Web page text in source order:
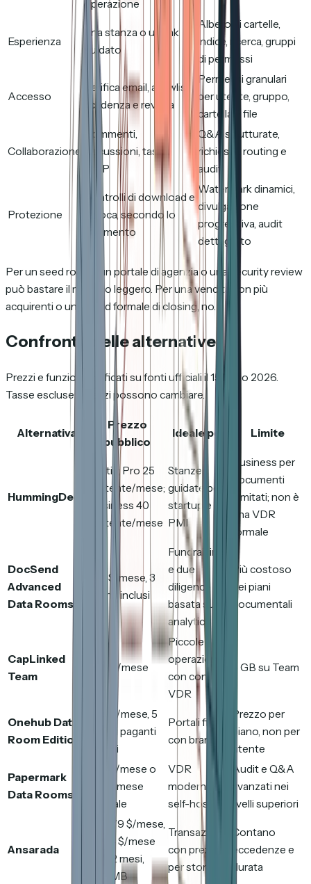
operazione
Esperienza
Una stanza o un link
guidato
Albero di cartelle,
indice, ricerca, gruppi
di permessi
Accesso
Verifica email, allowlist,
scadenza e revoca
Permessi granulari
per utente, gruppo,
cartella e file
Collaborazione
Commenti,
discussioni, task o
MAP
Q&A strutturate,
richieste, routing e
audit
Protezione
Controlli di download e
revoca, secondo lo
strumento
Watermark dinamici,
divulgazione
progressiva, audit
dettagliato
Per un seed round, un portale di agenzia o una security review
può bastare il modello leggero. Per una vendita con più
acquirenti o un record formale di closing, no.
Confronto delle alternative
Prezzi e funzioni verificati su fonti ufficiali il 15 luglio 2026.
Tasse escluse; i prezzi possono cambiare.
Alternativa
Prezzo
pubblico
Ideale per Limite
HummingDeck
Gratis; Pro 25
$/utente/mese;
Business 40
$/utente/mese
Stanze
guidate per
startup e
PMI
Business per
documenti
illimitati; non è
una VDR
formale
DocSend
Advanced
Data Rooms
180 $/mese, 3
utenti inclusi
Fundraising
e due
diligence
basata sugli
analytics
Più costoso
dei piani
documentali
CapLinked
Team
399 $/mese
Piccole
operazioni
con controlli
VDR
5 GB su Team
Onehub Data
Room Edition
375 $/mese, 5
utenti paganti
inclusi
Portali file
con brand
Prezzo per
piano, non per
utente
Papermark
Data Rooms
149 €/mese o
99 €/mese
annuale
VDR
moderna e
self-hosting
Audit e Q&A
avanzati nei
livelli superiori
Ansarada
Da 479 $/mese,
o 244 $/mese
per 12 mesi,
250 MB
Transazioni
con prezzo
per storage
Contano
eccedenze e
durata